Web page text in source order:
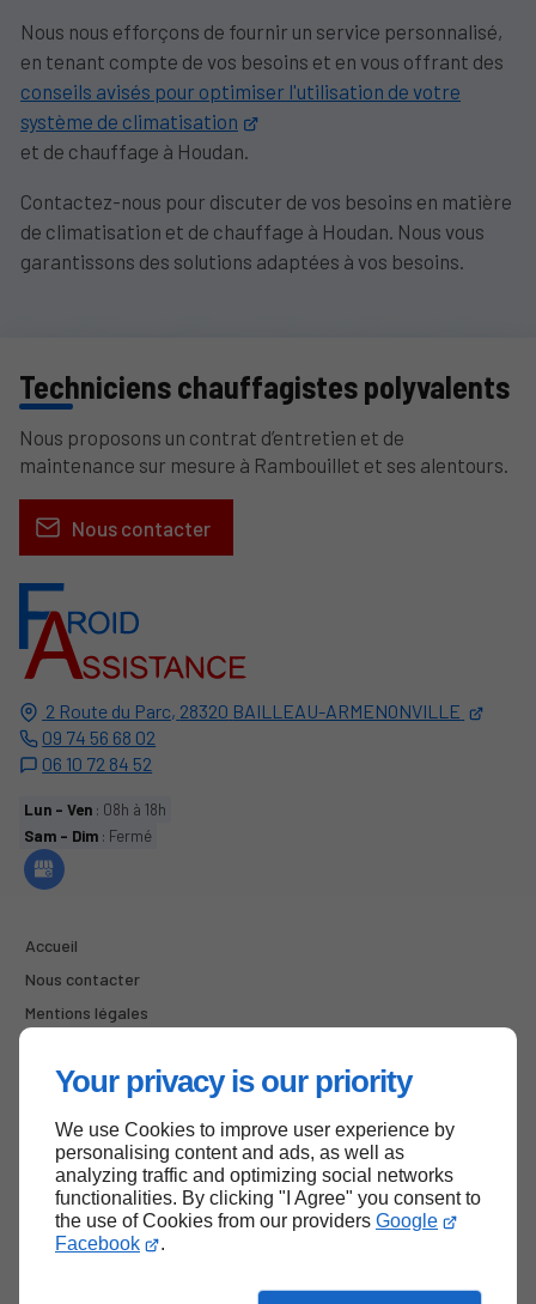
Your privacy is our priority
We use Cookies to improve user experience by
personalising content and ads, as well as
analyzing traffic and optimizing social networks
functionalities. By clicking "I Agree" you consent to
the use of Cookies from our providers Google
Facebook
.
Nous nous efforçons de fournir un service personnalisé,
en tenant compte de vos besoins et en vous offrant des
conseils avisés pour optimiser l'utilisation de votre
système de climatisation
et de chauffage à Houdan.
Contactez-nous pour discuter de vos besoins en matière
de climatisation et de chauffage à Houdan. Nous vous
garantissons des solutions adaptées à vos besoins.
2 Route du Parc, 28320 BAILLEAU-ARMENONVILLE
09 74 56 68 02
06 10 72 84 52
Lun - Ven : 08h à 18h
Sam - Dim : Fermé
Accueil
Nous contacter
Mentions légales
Techniciens chauffagistes polyvalents
Nous proposons un contrat d’entretien et de
maintenance sur mesure à Rambouillet et ses alentours.
Nous contacter
Haut de page